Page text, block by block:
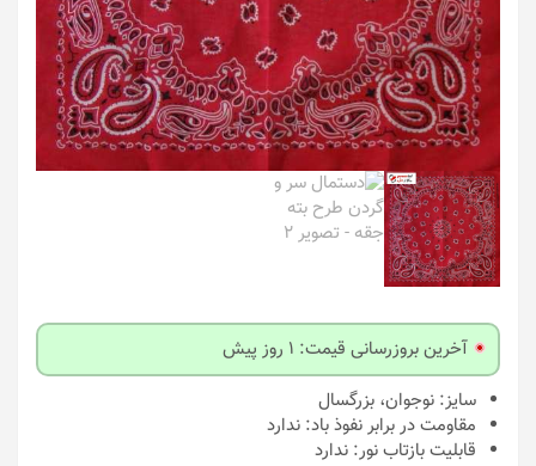
آخرین بروزرسانی قیمت: 1 روز پیش
سایز: نوجوان، بزرگسال
مقاومت در برابر نفوذ باد: ندارد
قابلیت بازتاب نور: ندارد